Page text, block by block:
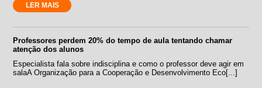
LER MAIS
Professores perdem 20% do tempo de aula tentando chamar
atenção dos alunos
Especialista fala sobre indisciplina e como o professor deve agir em
salaA Organização para a Cooperação e Desenvolvimento Eco[...]